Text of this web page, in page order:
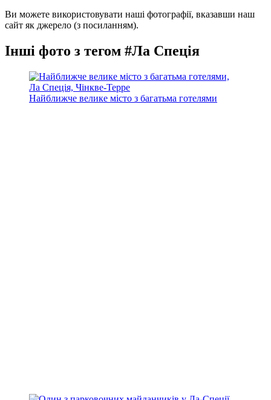
Ви можете використовувати наші фотографії, вказавши наш
сайт як джерело (з посиланням).
Інші фото з тегом #Ла Спеція
Найближче велике місто з багатьма готелями